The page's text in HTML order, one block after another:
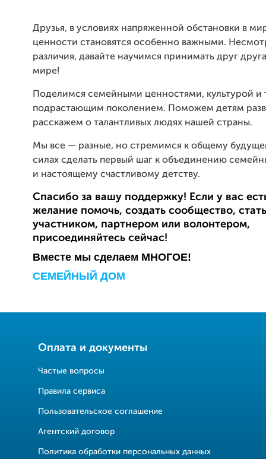
Друзья, в условиях напряженной обстановки в
ценности становятся особенно важными.
различия, давайте научимся принимать друг
мире!
Поделимся семейными ценностями, культурой и
подрастающим поколением. Поможем детям
расскажем о талантливых людях нашей страны.
Мы все — разные, но стремимся к общему
силах сделать первый шаг к объединению
и настоящему счастливому детству.
Спасибо за вашу поддержку! Если у вас
желание помочь, создать сообщество, стать
участником, партнером или волонтером,
присоединяйтесь сейчас!
Вместе мы сделаем МНОГОЕ!
СЕМЕЙНЫЙ ДОМ
Оплата и документы
Частые вопросы
Правила сервиса
Пользовательское соглашение
Агентский договор
Политика обработки персональных данных